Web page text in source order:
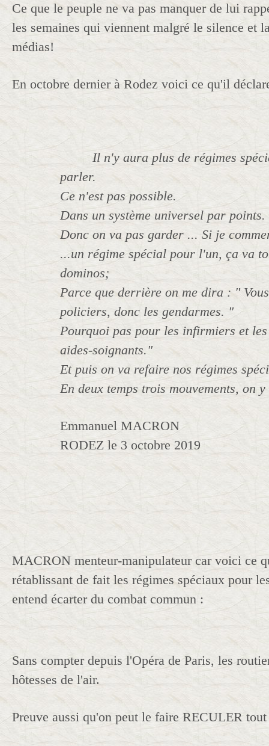
Ce que le peuple ne va pas manquer de lui
les semaines qui viennent malgré le silence et
médias!
En octobre dernier à Rodez voici ce qu'il
Il n'y aura plus de régimes
parler.
Ce n'est pas possible.
Dans un système universel par points.
Donc on va pas garder ... Si je
...un régime spécial pour l'un, ça va
dominos;
Parce que derrière on me dira : "
policiers, donc les gendarmes. "
Pourquoi pas pour les infirmiers et
aides-soignants."
Et puis on va refaire nos régimes
En deux temps trois mouvements, on
Emmanuel MACRON
RODEZ le 3 octobre 2019
MACRON menteur-manipulateur car voici ce
rétablissant de fait les régimes spéciaux pour
entend écarter du combat commun :
Sans compter depuis l'Opéra de Paris, les
hôtesses de l'air.
Preuve aussi qu'on peut le faire RECULER